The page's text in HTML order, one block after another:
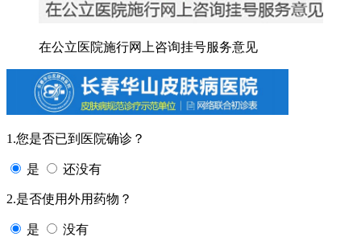
在公立医院施行网上咨询挂号服务意见
1.您是否已到医院确诊？
是 还没有
2.是否使用外用药物？
是 没有